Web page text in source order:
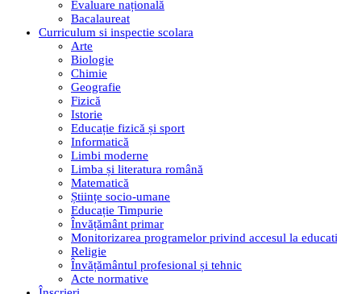
Evaluare națională
Bacalaureat
Curriculum si inspectie scolara
Arte
Biologie
Chimie
Geografie
Fizică
Istorie
Educație fizică și sport
Informatică
Limbi moderne
Limba și literatura română
Matematică
Științe socio-umane
Educație Timpurie
Învățământ primar
Monitorizarea programelor privind accesul la
Religie
Învățământul profesional și tehnic
Acte normative